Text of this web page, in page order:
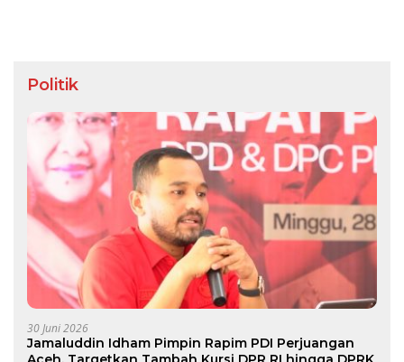
Politik
30 Juni 2026
Jamaluddin Idham Pimpin Rapim PDI Perjuangan